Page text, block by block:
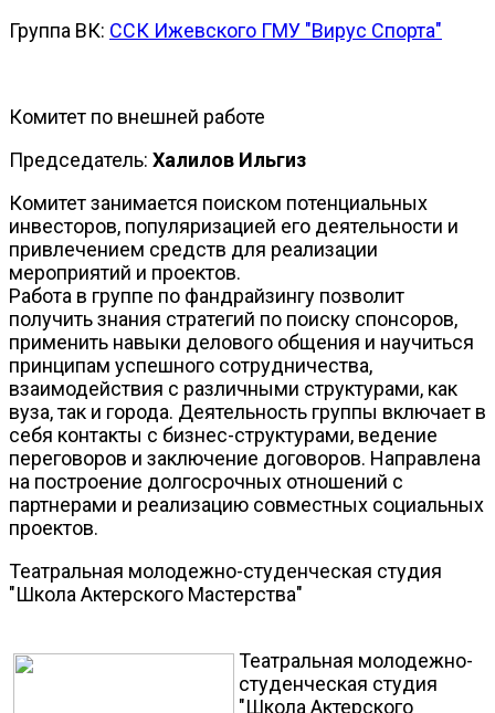
Группа ВК: CCК Ижевского ГМУ "Вирус Спорта"
Комитет по внешней работе
Председатель: Халилов Ильгиз
Комитет занимается поиском потенциальных
инвесторов, популяризацией его деятельности и
привлечением средств для реализации
мероприятий и проектов.
Работа в группе по фандрайзингу позволит
получить знания стратегий по поиску спонсоров,
применить навыки делового общения и научиться
принципам успешного сотрудничества,
взаимодействия с различными структурами, как
вуза, так и города. Деятельность группы включает в
себя контакты с бизнес-структурами, ведение
переговоров и заключение договоров. Направлена
на построение долгосрочных отношений с
партнерами и реализацию совместных социальных
проектов.
Театральная молодежно-студенческая студия
"Школа Актерского Мастерства"
Театральная молодежно-
студенческая студия
"Школа Актерского